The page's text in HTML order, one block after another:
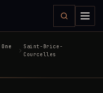
Saint-Brice-
Courcelles